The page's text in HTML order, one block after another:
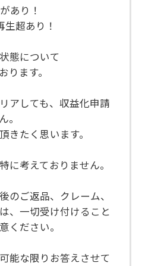
あり！
超あり！
態について
ります。
アしても、収益化申請
。
きたく思います。
に考えておりません。
ご返品、クレーム、
、一切受け付けること
ください。
能な限りお答えさせて